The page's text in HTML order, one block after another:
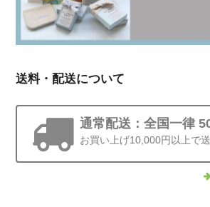
送料・配送について
通常配送：全国一律
お買い上げ10,000円以上で